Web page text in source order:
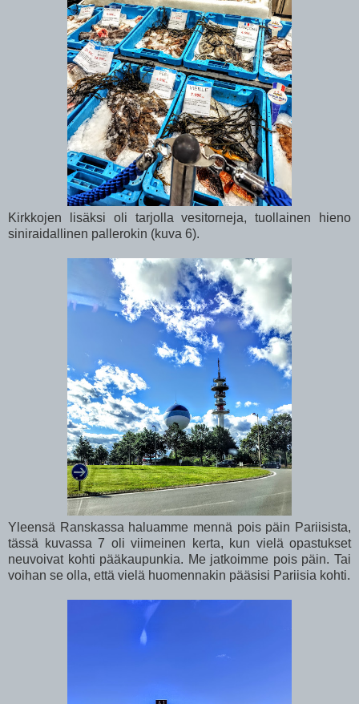
Kirkkojen lisäksi oli tarjolla vesitorneja, tuollainen hieno
siniraidallinen pallerokin (kuva 6).
Yleensä Ranskassa haluamme mennä pois päin Pariisista,
tässä kuvassa 7 oli viimeinen kerta, kun vielä opastukset
neuvoivat kohti pääkaupunkia. Me jatkoimme pois päin. Tai
voihan se olla, että vielä huomennakin pääsisi Pariisia kohti.